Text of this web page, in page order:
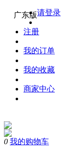
广东版请登录
注册
我的订单
我的收藏
商家中心
0 我的购物车